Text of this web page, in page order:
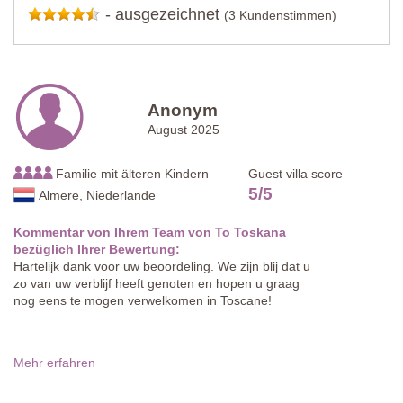
- ausgezeichnet (3 Kundenstimmen)
Anonym
August 2025
Familie mit älteren Kindern
Almere, Niederlande
Guest villa score
5/5
Kommentar von Ihrem Team von To Toskana
bezüglich Ihrer Bewertung:
Hartelijk dank voor uw beoordeling. We zijn blij dat u
zo van uw verblijf heeft genoten en hopen u graag
nog eens te mogen verwelkomen in Toscane!
Mehr erfahren